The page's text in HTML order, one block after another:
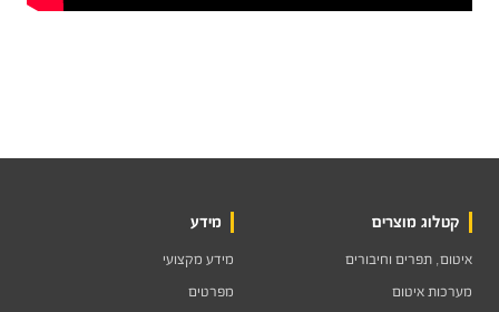
קטלוג מוצרים
איטום, תפרים וחיבורים
מערכות איטום
מידע
מידע מקצועי
מפרטים